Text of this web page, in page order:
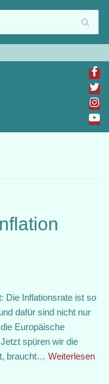
Die Inflationsrate ist so
dafür sind nicht nur
Europäische
spüren wir die
braucht… Weiterlesen